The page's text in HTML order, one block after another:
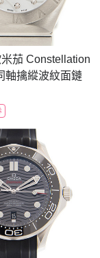
茄 Constellation
軸擒縱波紋面鏈